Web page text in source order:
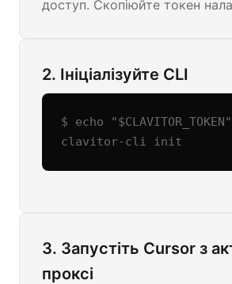
доступ. Скопіюйте токен
2. Ініціалізуйте CLI
$ echo
clavitor-cli init
3. Запустіть Cursor з
проксі